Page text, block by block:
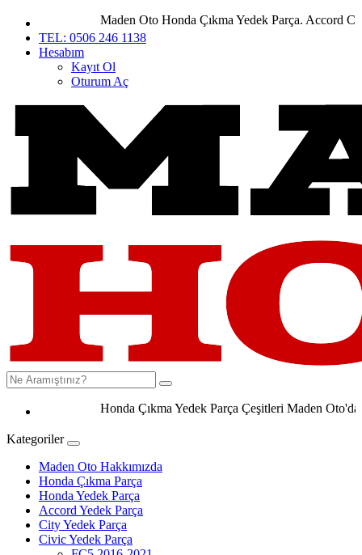
Maden Oto Honda Çıkma Yedek Parça. Accord City
TEL: 0506 246 1138
Hesabım
Kayıt Ol
Oturum Aç
Honda Çıkma Yedek Parça Çeşitleri Maden Oto'da
Kategoriler
Maden Oto Hakkımızda
Honda Çıkma Parça
Honda Yedek Parça
Accord Yedek Parça
City Yedek Parça
Civic Yedek Parça